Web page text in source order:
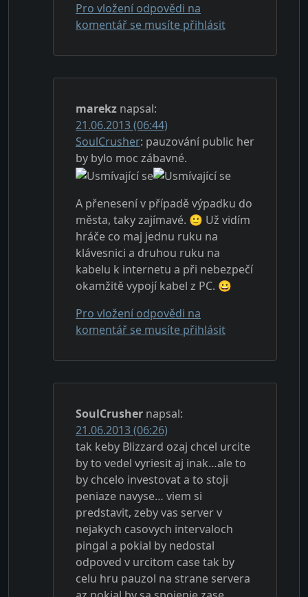
Pro vložení odpovědi na
komentář se musíte přihlásit
marekz napsal:
21.06.2013 (06:44)
SoulCrusher: pauzování public her
by bylo moc zábavné.
A přenesení v případě výpadku do
města, taky zajímavé. 🙂 Už vidím
hráče co maj jednu ruku na
klávesnici a druhou ruku na
kabelu k internetu a při nebezpečí
okamžitě vypojí kabel z PC. 😀
Pro vložení odpovědi na
komentář se musíte přihlásit
SoulCrusher napsal:
21.06.2013 (06:26)
tak keby Blizzard ozaj chcel urcite
by to vedel vyriesit aj inak…ale to
by chcelo investovat a to stoji
peniaze navyse… viem si
predstavit, zeby vas server v
nejakych casovych intervaloch
pingal a pokial by nedostal
odpoved v urcitom case tak by
celu hru pauzol na strane servera